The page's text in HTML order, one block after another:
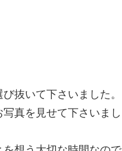
抜いて下さいました。
真を見せて下さいまし